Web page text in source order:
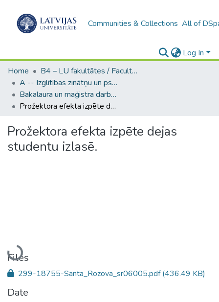
Communities & Collections All of
Log In
Home
B4 – LU fakultātes / Faculties of the UL
A -- Izglītības zinātņu un psiholoģijas fakultāte / Faculty of Education Sciences and Psychology
Bakalaura un maģistra darbi (PPMF) / Bachelor's and Master's theses
Prožektora efekta izpēte dejas studentu izlasē.
Prožektora efekta izpēte dejas
studentu izlasē.
Loading...
Files
299-18755-Santa_Rozova_sr06005.pdf(436.49 KB)
Date